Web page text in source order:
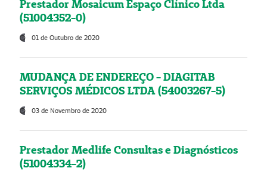
Prestador Mosaicum Espaço Clínico Ltda
(51004352-0)
01 de Outubro de 2020
MUDANÇA DE ENDEREÇO - DIAGITAB
SERVIÇOS MÉDICOS LTDA (54003267-5)
03 de Novembro de 2020
Prestador Medlife Consultas e Diagnósticos
(51004334-2)